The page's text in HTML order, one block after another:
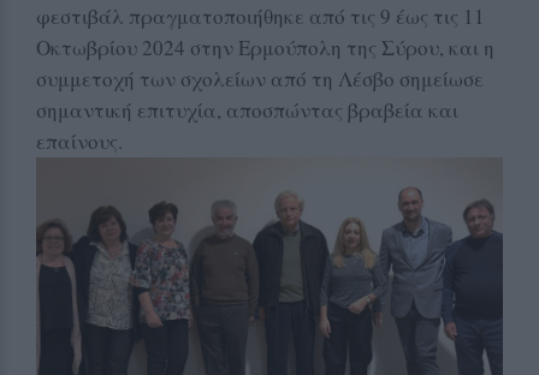
φεστιβάλ πραγματοποιήθηκε από τις 9 έως τις 11
Οκτωβρίου 2024 στην Ερμούπολη της Σύρου, και η
συμμετοχή των σχολείων από τη Λέσβο σημείωσε
σημαντική επιτυχία, αποσπώντας βραβεία και
επαίνους.